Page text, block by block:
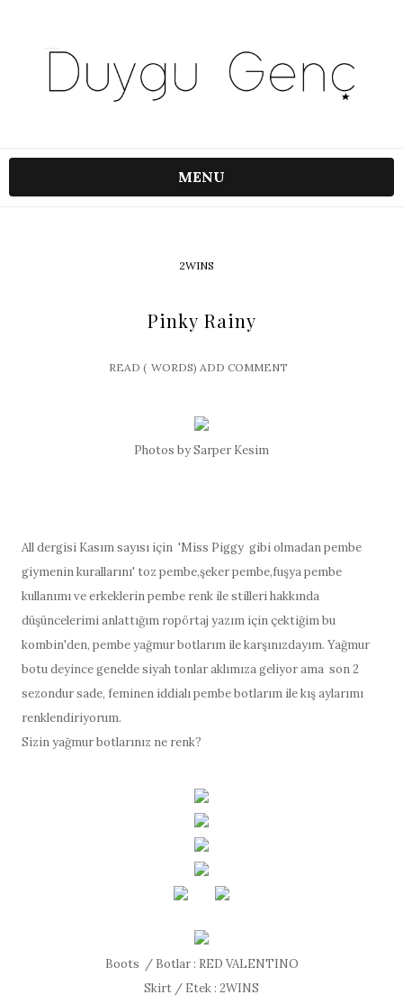
MENU
2WINS
Pinky Rainy
READ ( WORDS) ADD COMMENT
Photos by Sarper Kesim
All dergisi Kasım sayısı için 'Miss Piggy gibi olmadan pembe
giymenin kurallarını' toz pembe,şeker pembe,fuşya pembe
kullanımı ve erkeklerin pembe renk ile stilleri hakkında
düşüncelerimianlattığım ropörtaj yazım için çektiğim bu
kombin'den, pembe yağmur botlarım ile karşınızdayım. Yağmur
botu deyince genelde siyah tonlar aklımıza geliyor ama son 2
sezondur sade, feminen iddialı pembe botlarım ile kış aylarımı
renklendiriyorum.
Sizin yağmur botlarınız ne renk?
Boots / Botlar : RED VALENTINO
Skirt / Etek : 2WINS